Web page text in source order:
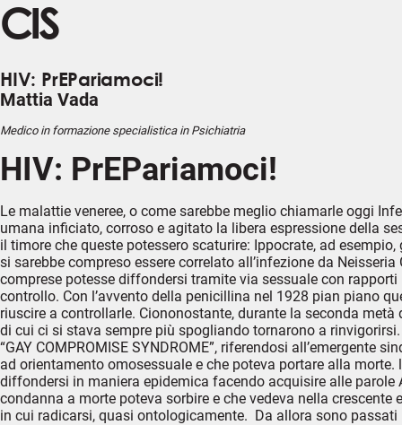
CIS
HIV: PrEPariamoci!
Mattia Vada
Medico in formazione specialistica in Psichiatria
HIV: PrEPariamoci!
Le malattie veneree, o come sarebbe meglio chiamarle oggi
umana inficiato, corroso e agitato la libera espressione della
il timore che queste potessero scaturire: Ippocrate, ad
si sarebbe compreso essere correlato all’infezione da
comprese potesse diffondersi tramite via sessuale con
controllo. Con l’avvento della penicillina nel 1928 pian piano
riuscire a controllarle. Ciononostante, durante la seconda
di cui ci si stava sempre più spogliando tornarono a
“GAY COMPROMISE SYNDROME”, riferendosi all’emergente
ad orientamento omosessuale e che poteva portare alla
diffondersi in maniera epidemica facendo acquisire alle
condanna a morte poteva sorbire e che vedeva nella
in cui radicarsi, quasi ontologicamente. Da allora sono